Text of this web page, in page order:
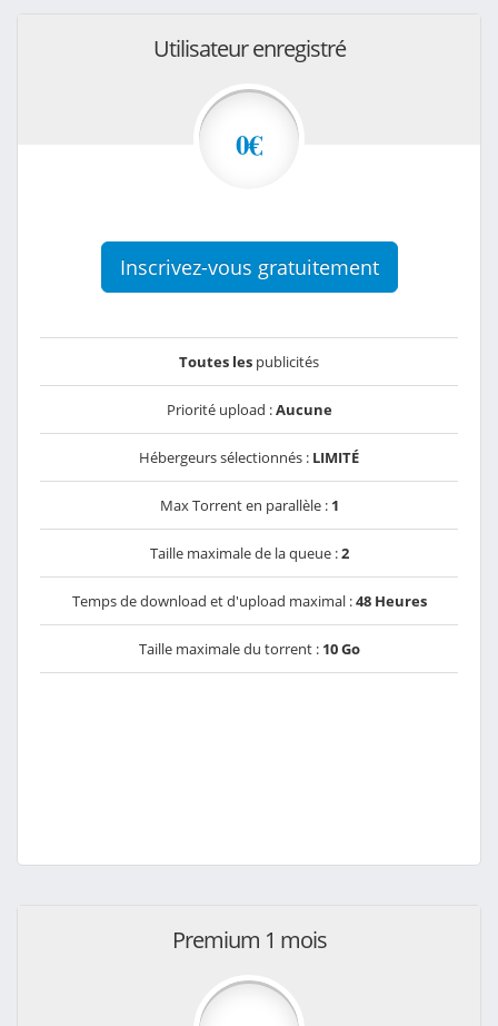
Utilisateur enregistré
0€
Inscrivez-vous gratuitement
Toutes les publicités
Priorité upload :Aucune
Hébergeurs sélectionnés : LIMITÉ
Max Torrent en parallèle : 1
Taille maximale de la queue :2
Temps de download et d'upload maximal :48 Heures
Taille maximale du torrent : 10 Go
Premium 1 mois